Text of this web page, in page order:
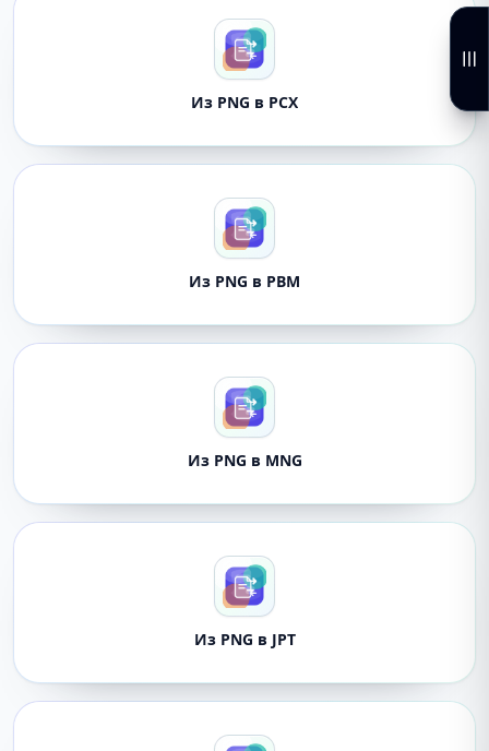
Из PNG в PCX
Из PNG в PBM
Из PNG в MNG
Из PNG в JPT